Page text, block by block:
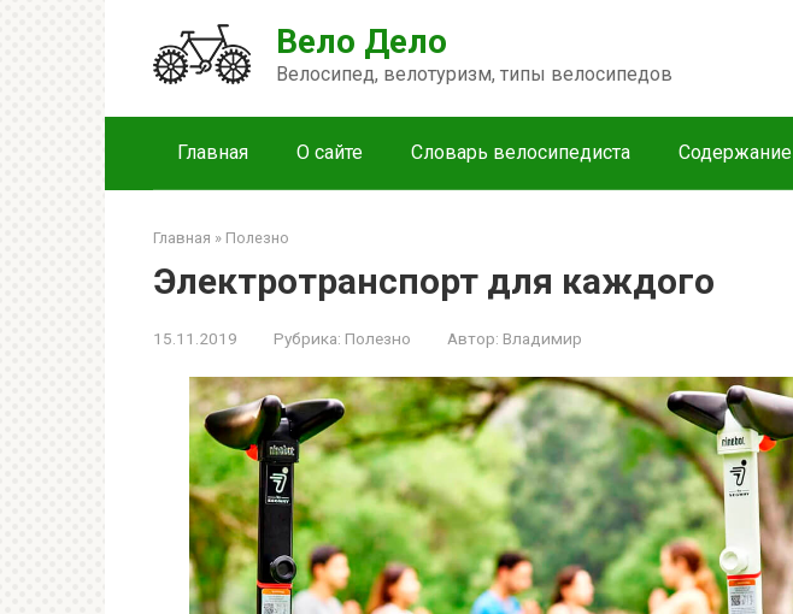
Вело Дело
Велосипед, велотуризм, типы велосипедов
Главная О сайте Словарь велосипедиста Содержание
Главная » Полезно
Электротранспорт для каждого
15.11.2019 Рубрика: Полезно Автор: Владимир